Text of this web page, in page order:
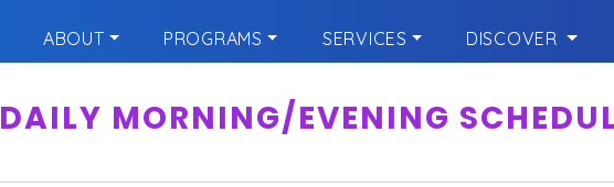
ABOUT PROGRAMS SERVICES DISCOVER
DAILY MORNING/EVENING